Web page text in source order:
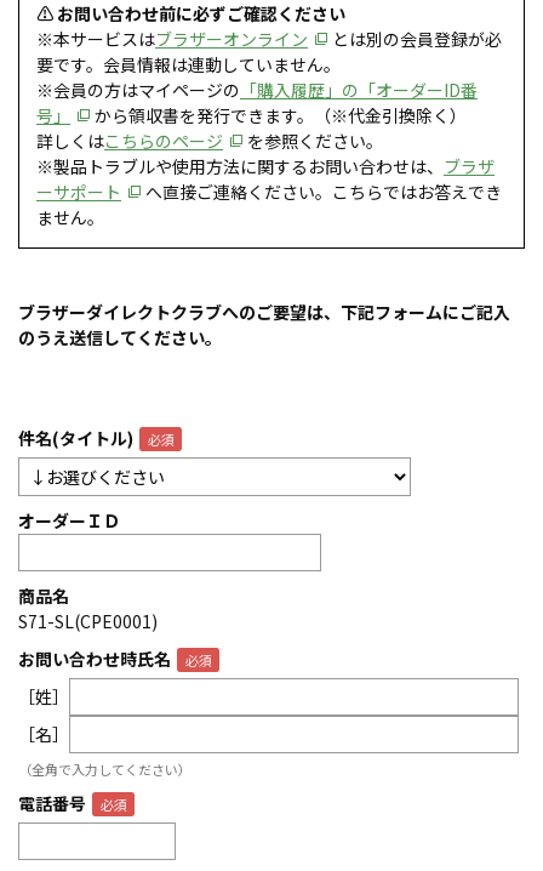
⚠ お問い合わせ前に必ずご確認ください
※本サービスはブラザーオンライン
とは別の会員登録が必
要です。会員情報は連動していません。
※会員の方はマイページの 「購入履歴」の「オーダーID番
号」
から領収書を発行できます。（※代金引換除く）
詳しくはこちらのページ
を参照ください。
※製品トラブルや使用方法に関するお問い合わせは、 ブラザ
ーサポート
へ直接ご連絡ください。こちらではお答えでき
ません。
ブラザーダイレクトクラブへのご要望は、下記フォームにご記入
のうえ送信してください。
件名(タイトル)
オーダーＩＤ
商品名
S71-SL(CPE0001)
お問い合わせ時氏名
［姓］
［名］
（全角で入力してください）
電話番号